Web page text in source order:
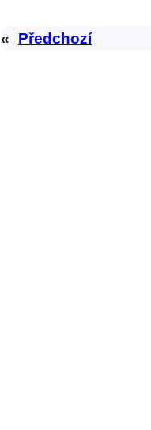
« Předchozí